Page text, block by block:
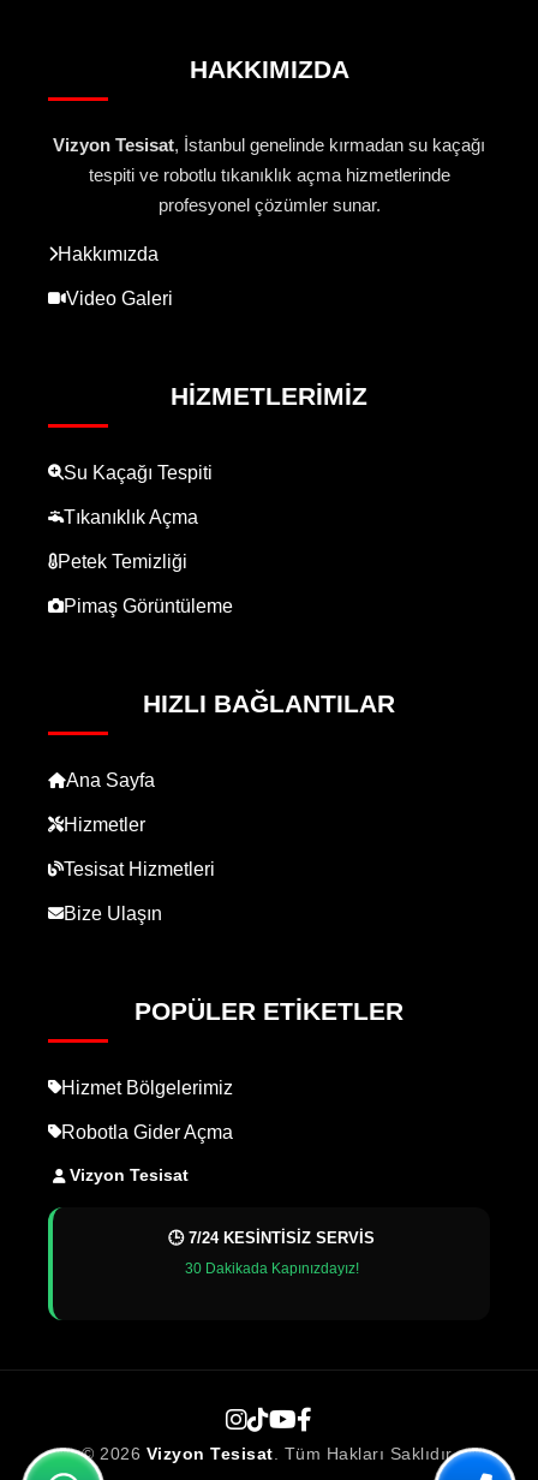
HAKKIMIZDA
Vizyon Tesisat, İstanbul genelinde kırmadan su kaçağı
tespiti ve robotlu tıkanıklık açma hizmetlerinde
profesyonel çözümler sunar.
Hakkımızda
Video Galeri
HIZMETLERIMIZ
Su Kaçağı Tespiti
Tıkanıklık Açma
Petek Temizliği
Pimaş Görüntüleme
HIZLI BAĞLANTILAR
Ana Sayfa
Hizmetler
Tesisat Hizmetleri
Bize Ulaşın
POPÜLER ETIKETLER
Hizmet Bölgelerimiz
Robotla Gider Açma
Vizyon Tesisat
🕒 7/24 KESİNTİSİZ SERVİS
30 Dakikada Kapınızdayız!
© 2026 Vizyon Tesisat . Tüm Hakları Saklıdır.